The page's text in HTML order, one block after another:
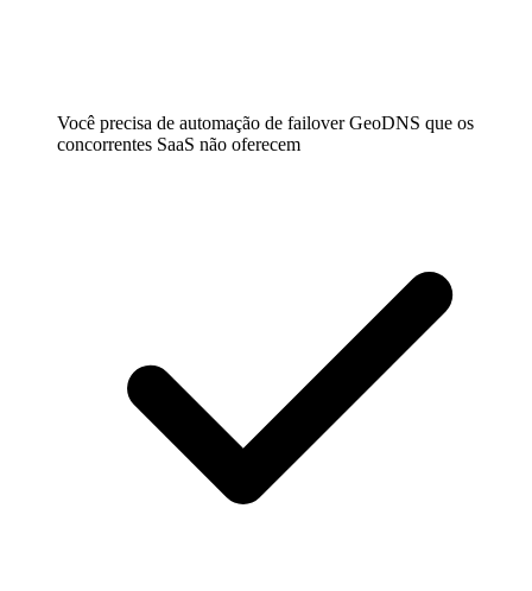
Você precisa de automação de failover GeoDNS que os
concorrentes SaaS não oferecem